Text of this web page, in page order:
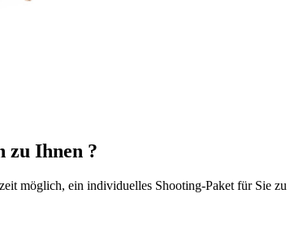
zu Ihnen ?
möglich, ein individuelles Shooting-Paket für Sie zu